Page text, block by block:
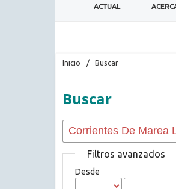
ACTUAL
Inicio / Buscar
Buscar
Filtros avanzados
Desde